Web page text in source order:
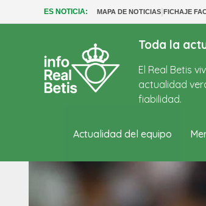
ES NOTICIA: MAPA DE NOTICIAS|FICHAJE
Toda la
El Real Betis
actualidad
fiabilidad.
Actualidad del equipo